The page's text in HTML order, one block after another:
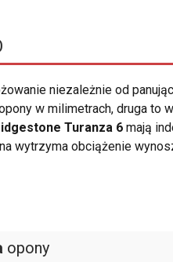
niezależnie od
w milimetrach, druga to
Turanza 6 mają
wytrzyma obciążenie
opony